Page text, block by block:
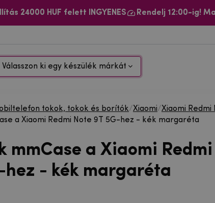
24000 HUF felett INGYENES Rendelj 12:00-ig!
Válasszon ki egy készülék márkát
tokok, tokok és borítók/Xiaomi/Xiaomi Redmi
a Xiaomi Redmi Note 9T 5G-hez - kék margaréta
mmCase a Xiaomi
hez - kék margaréta